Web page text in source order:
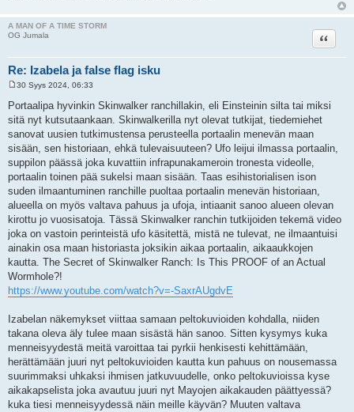
A MAN OF A TIME STORM
OG Jumala
Re: Izabela ja false flag isku
Lainaa
e
s
i
30 Syys 2024, 06:33
Portaalipa hyvinkin Skinwalker ranchillakin, eli Einsteinin silta tai miksi
sitä nyt kutsutaankaan. Skinwalkerilla nyt olevat tutkijat, tiedemiehet
sanovat uusien tutkimustensa perusteella portaalin menevän maan
sisään, sen historiaan, ehkä tulevaisuuteen? Ufo leijui ilmassa portaalin,
suppilon päässä joka kuvattiin infrapunakameroin tronesta videolle,
portaalin toinen pää sukelsi maan sisään. Taas esihistorialisen ison
suden ilmaantuminen ranchille puoltaa portaalin menevän historiaan,
alueella on myös valtava pahuus ja ufoja, intiaanit sanoo alueen olevan
kirottu jo vuosisatoja. Tässä Skinwalker ranchin tutkijoiden tekemä video
joka on vastoin perinteistä ufo käsitettä, mistä ne tulevat, ne ilmaantuisi
ainakin osa maan historiasta joksikin aikaa portaalin, aikaaukkojen
kautta. The Secret of Skinwalker Ranch: Is This PROOF of an Actual
Wormhole?!
https://www.youtube.com/watch?v=-SaxrAUgdvE
Izabelan näkemykset viittaa samaan peltokuvioiden kohdalla, niiden
takana oleva äly tulee maan sisästä hän sanoo. Sitten kysymys kuka
menneisyydestä meitä varoittaa tai pyrkii henkisesti kehittämään,
herättämään juuri nyt peltokuvioiden kautta kun pahuus on nousemassa
suurimmaksi uhkaksi ihmisen jatkuvuudelle, onko peltokuvioissa kyse
aikakapselista joka avautuu juuri nyt Mayojen aikakauden päättyessä?
kuka tiesi menneisyydessä näin meille käyvän? Muuten valtava